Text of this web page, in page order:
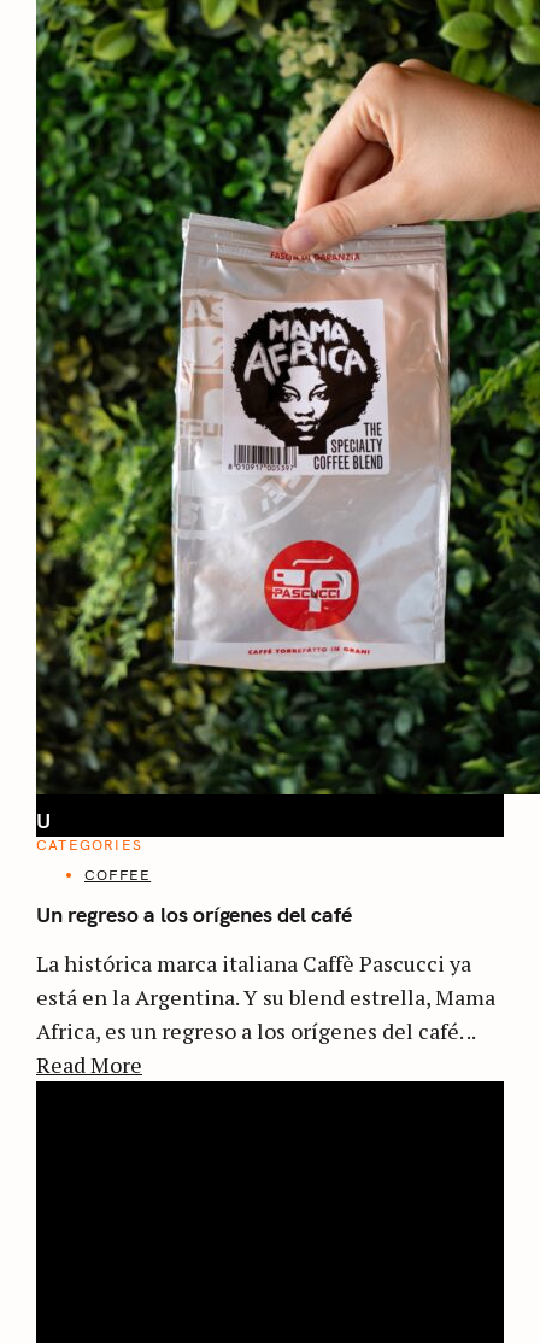
U
CATEGORIES
COFFEE
Un regreso a los orígenes del café
La histórica marca italiana Caffè Pascucci ya
está en la Argentina. Y su blend estrella, Mama
Africa, es un regreso a los orígenes del café. ..
Read More